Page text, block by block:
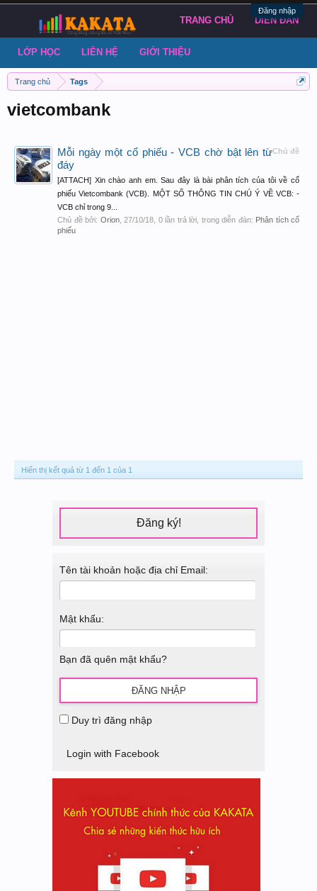
Đăng nhập
Trang chủ Tags
vietcombank
Chủ đề
Mỗi ngày một cổ phiếu - VCB chờ bật lên từ
đáy
[ATTACH] Xin chào anh em. Sau đây là bài phân tích của tôi về cổ
phiếu Vietcombank (VCB). MỘT SỐ THÔNG TIN CHÚ Ý VỀ VCB: -
VCB chỉ trong 9...
Chủ đề bởi: Orion, 27/10/18 , 0 lần trả lời, trong diễn đàn: Phân tích cổ
phiếu
Hiển thị kết quả từ 1 đến 1 của 1
Đăng ký!
Tên tài khoản hoặc địa chỉ Email:
Mật khẩu:
Bạn đã quên mật khẩu?
Duy trì đăng nhập
Login with Facebook
TRANG CHỦ DIỄN ĐÀN
LỚP HỌC LIÊN HỆ GIỚI THIỆU